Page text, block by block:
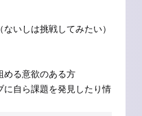
いしは挑戦してみたい）
める意欲のある方
自ら課題を発見したり情